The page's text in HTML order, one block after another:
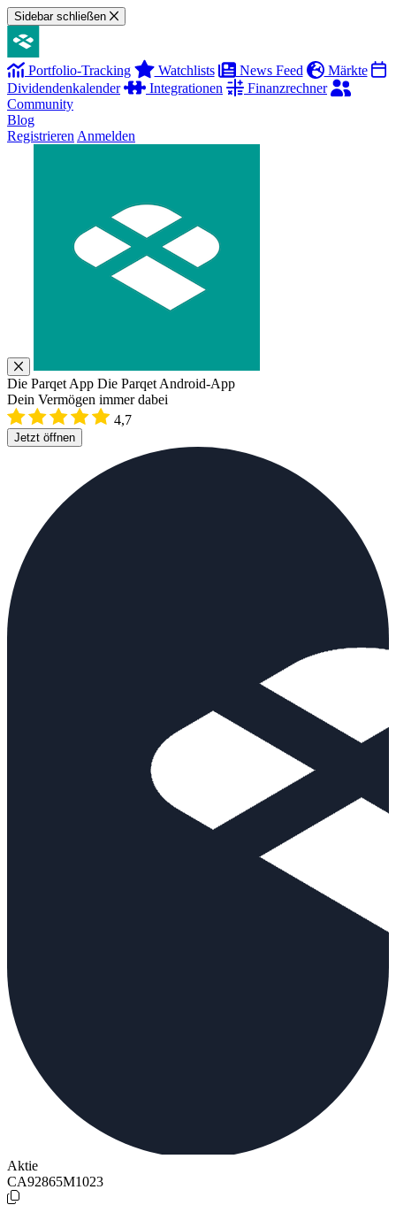
Sidebar schließen
Portfolio-Tracking Watchlists News Feed
Märkte
Dividendenkalender
Integrationen
Finanzrechner
Community
Blog
Registrieren Anmelden
Die Parqet App Die Parqet Android-App
Dein Vermögen immer dabei
4,7
Jetzt öffnen
Aktie
CA92865M1023